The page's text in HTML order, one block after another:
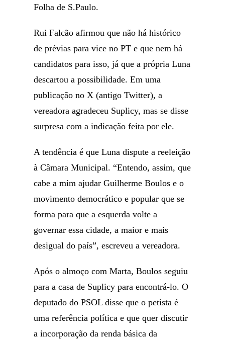
Folha de S.Paulo.
Rui Falcão afirmou que não há histórico
de prévias para vice no PT e que nem há
candidatos para isso, já que a própria Luna
descartou a possibilidade. Em uma
publicação no X (antigo Twitter), a
vereadora agradeceu Suplicy, mas se disse
surpresa com a indicação feita por ele.
A tendência é que Luna dispute a reeleição
à Câmara Municipal. “Entendo, assim, que
cabe a mim ajudar Guilherme Boulos e o
movimento democrático e popular que se
forma para que a esquerda volte a
governar essa cidade, a maior e mais
desigual do país”, escreveu a vereadora.
Após o almoço com Marta, Boulos seguiu
para a casa de Suplicy para encontrá-lo. O
deputado do PSOL disse que o petista é
uma referência política e que quer discutir
a incorporação da renda básica da